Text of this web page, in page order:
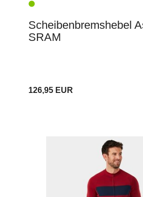
Scheibenbremshebel
SRAM
126,95 EUR